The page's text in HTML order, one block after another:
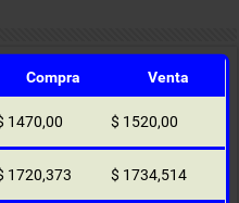
Compra Venta
1470,00 $ 1520,00
1720,373 $ 1734,514